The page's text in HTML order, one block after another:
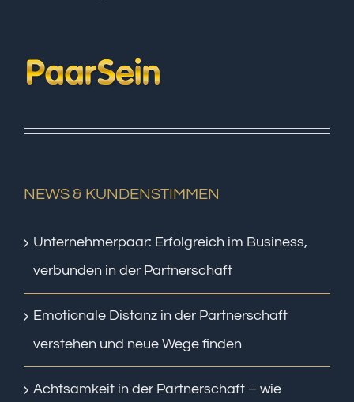
NEWS & KUNDENSTIMMEN
Unternehmerpaar: Erfolgreich im Business,
verbunden in der Partnerschaft
Emotionale Distanz in der Partnerschaft
verstehen und neue Wege finden
Achtsamkeit in der Partnerschaft – wie